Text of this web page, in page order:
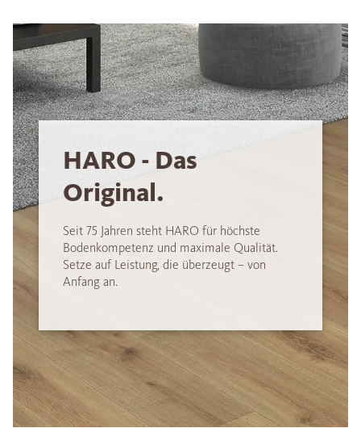
HARO - Das
Original.
Seit 75 Jahren steht HARO für höchste
Bodenkompetenz und maximale Qualität.
Setze auf Leistung, die überzeugt – von
Anfang an.